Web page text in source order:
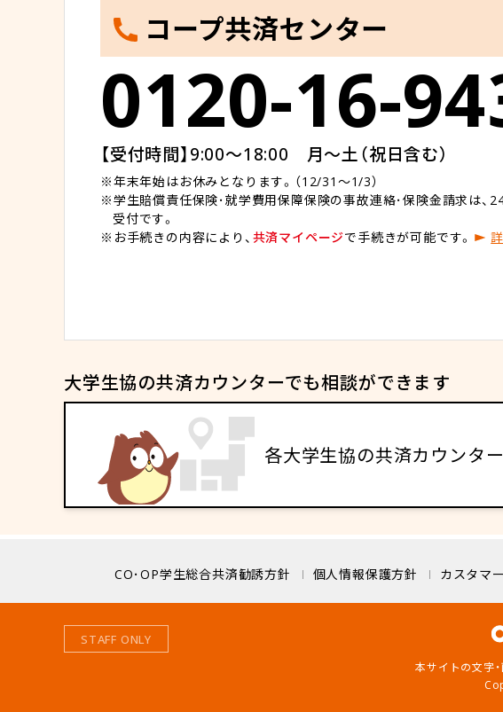
コープ共済センター
0120-16-
【受付時間】9:00～18:00 月～土（祝日含む）
年末年始はお休みとなります。（12/31～1/3）
学生賠償責任保険･就学費用保障保険の事故連絡･保険金請求は、
受付です。
お手続きの内容により、 共済マイページで手続きが可能です。
大学生協の共済カウンターでも相談ができます
各大学生協の共済カウンタ
CO･OP学生総合共済勧誘方針 個人情報保護方針 カスタマ
本サイトの文字
STAFF ONLY